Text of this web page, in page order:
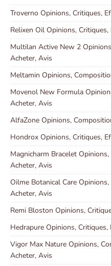
Troverno Opinions, Critiques,
Relixen Oil Opinions,
Multilan Active New 2
Acheter, Avis
Meltamin Opinions,
Movenol New Formula
Acheter, Avis
AlfaZone Opinions,
Hondrox Opinions, Critiques,
Magnicharm Bracelet
Acheter, Avis
Oilme Botanical Care
Acheter, Avis
Remi Bloston Opinions,
Hedrapure Opinions,
Vigor Max Nature Opinions,
Acheter, Avis